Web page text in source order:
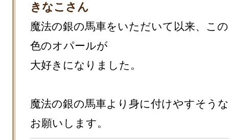
きなこさん
魔法の銀の馬車をいただいて以来、この
色のオパールが
大好きになりました。
魔法の銀の馬車より身に付けやすそう
お願いします。